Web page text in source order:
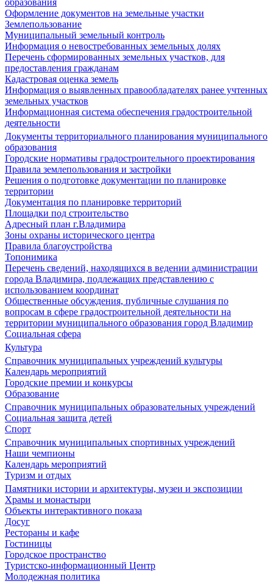
образования
Оформление документов на земельные участки
Землепользование
Муниципальный земельный контроль
Информация о невостребованных земельных долях
Перечень сформированных земельных участков, для
предоставления гражданам
Кадастровая оценка земель
Информация о выявленных правообладателях ранее учтенных
земельных участков
Информационная система обеспечения градостроительной
деятельности
Документы территориального планирования муниципального
образования
Городские нормативы градостроительного проектирования
Правила землепользования и застройки
Решения о подготовке документации по планировке
территории
Документация по планировке территорий
Площадки под строительство
Адресный план г.Владимира
Зоны охраны исторического центра
Правила благоустройства
Топонимика
Перечень сведений, находящихся в ведении администрации
города Владимира, подлежащих представлению с
использованием координат
Общественные обсуждения, публичные слушания по
вопросам в сфере градостроительной деятельности на
территории муниципального образования город Владимир
Социальная сфера
Культура
Справочник муниципальных учреждений культуры
Календарь мероприятий
Городские премии и конкурсы
Образование
Справочник муниципальных образовательных учреждений
Социальная защита детей
Спорт
Справочник муниципальных спортивных учреждений
Наши чемпионы
Календарь мероприятий
Туризм и отдых
Памятники истории и архитектуры, музеи и экспозиции
Храмы и монастыри
Объекты интерактивного показа
Досуг
Рестораны и кафе
Гостиницы
Городское пространство
Туристско-информационный Центр
Молодежная политика